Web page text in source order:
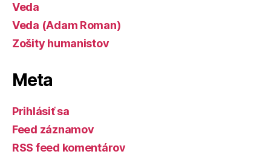
Veda
Veda (Adam Roman)
Zošity humanistov
Meta
Prihlásiť sa
Feed záznamov
RSS feed komentárov